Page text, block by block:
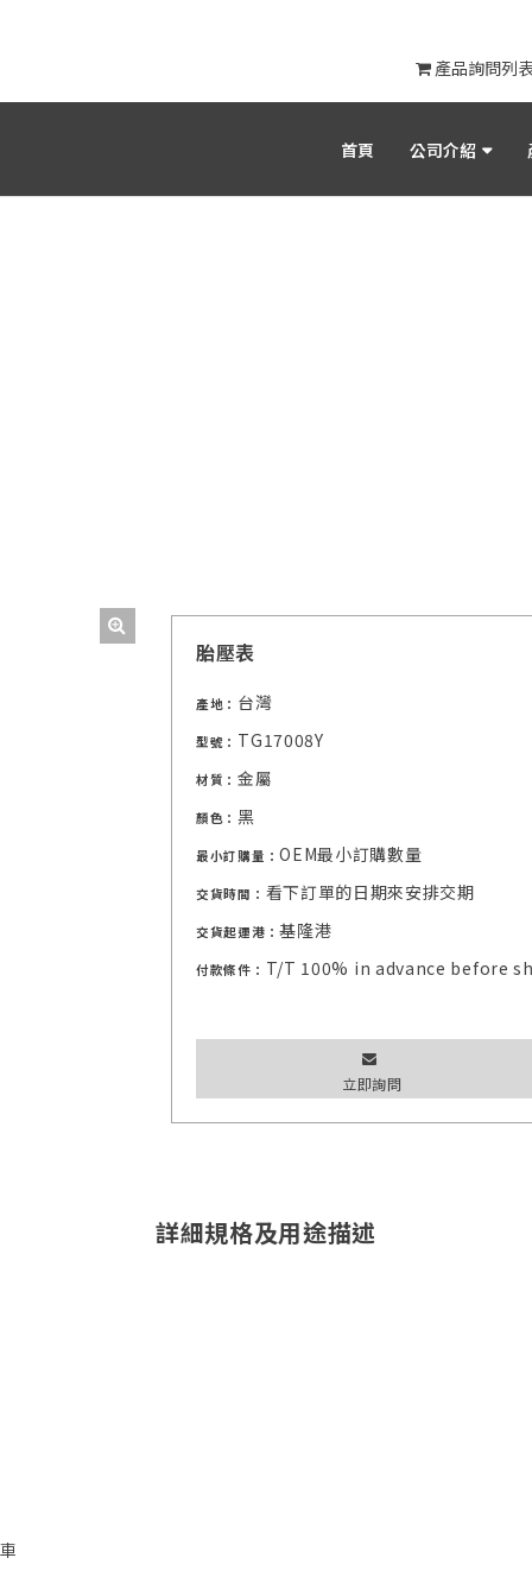
產品詢問列
首頁 公司介紹
胎壓表
產地： 台灣
型號： TG17008Y
材質：金屬
顏色：黑
最小訂購量：OEM最小訂購數量
交貨時間： 看下訂單的日期來安排交期
交貨起運港：基隆港
付款條件： T/T 100% in advance before
立即詢問
詳細規格及用途描述